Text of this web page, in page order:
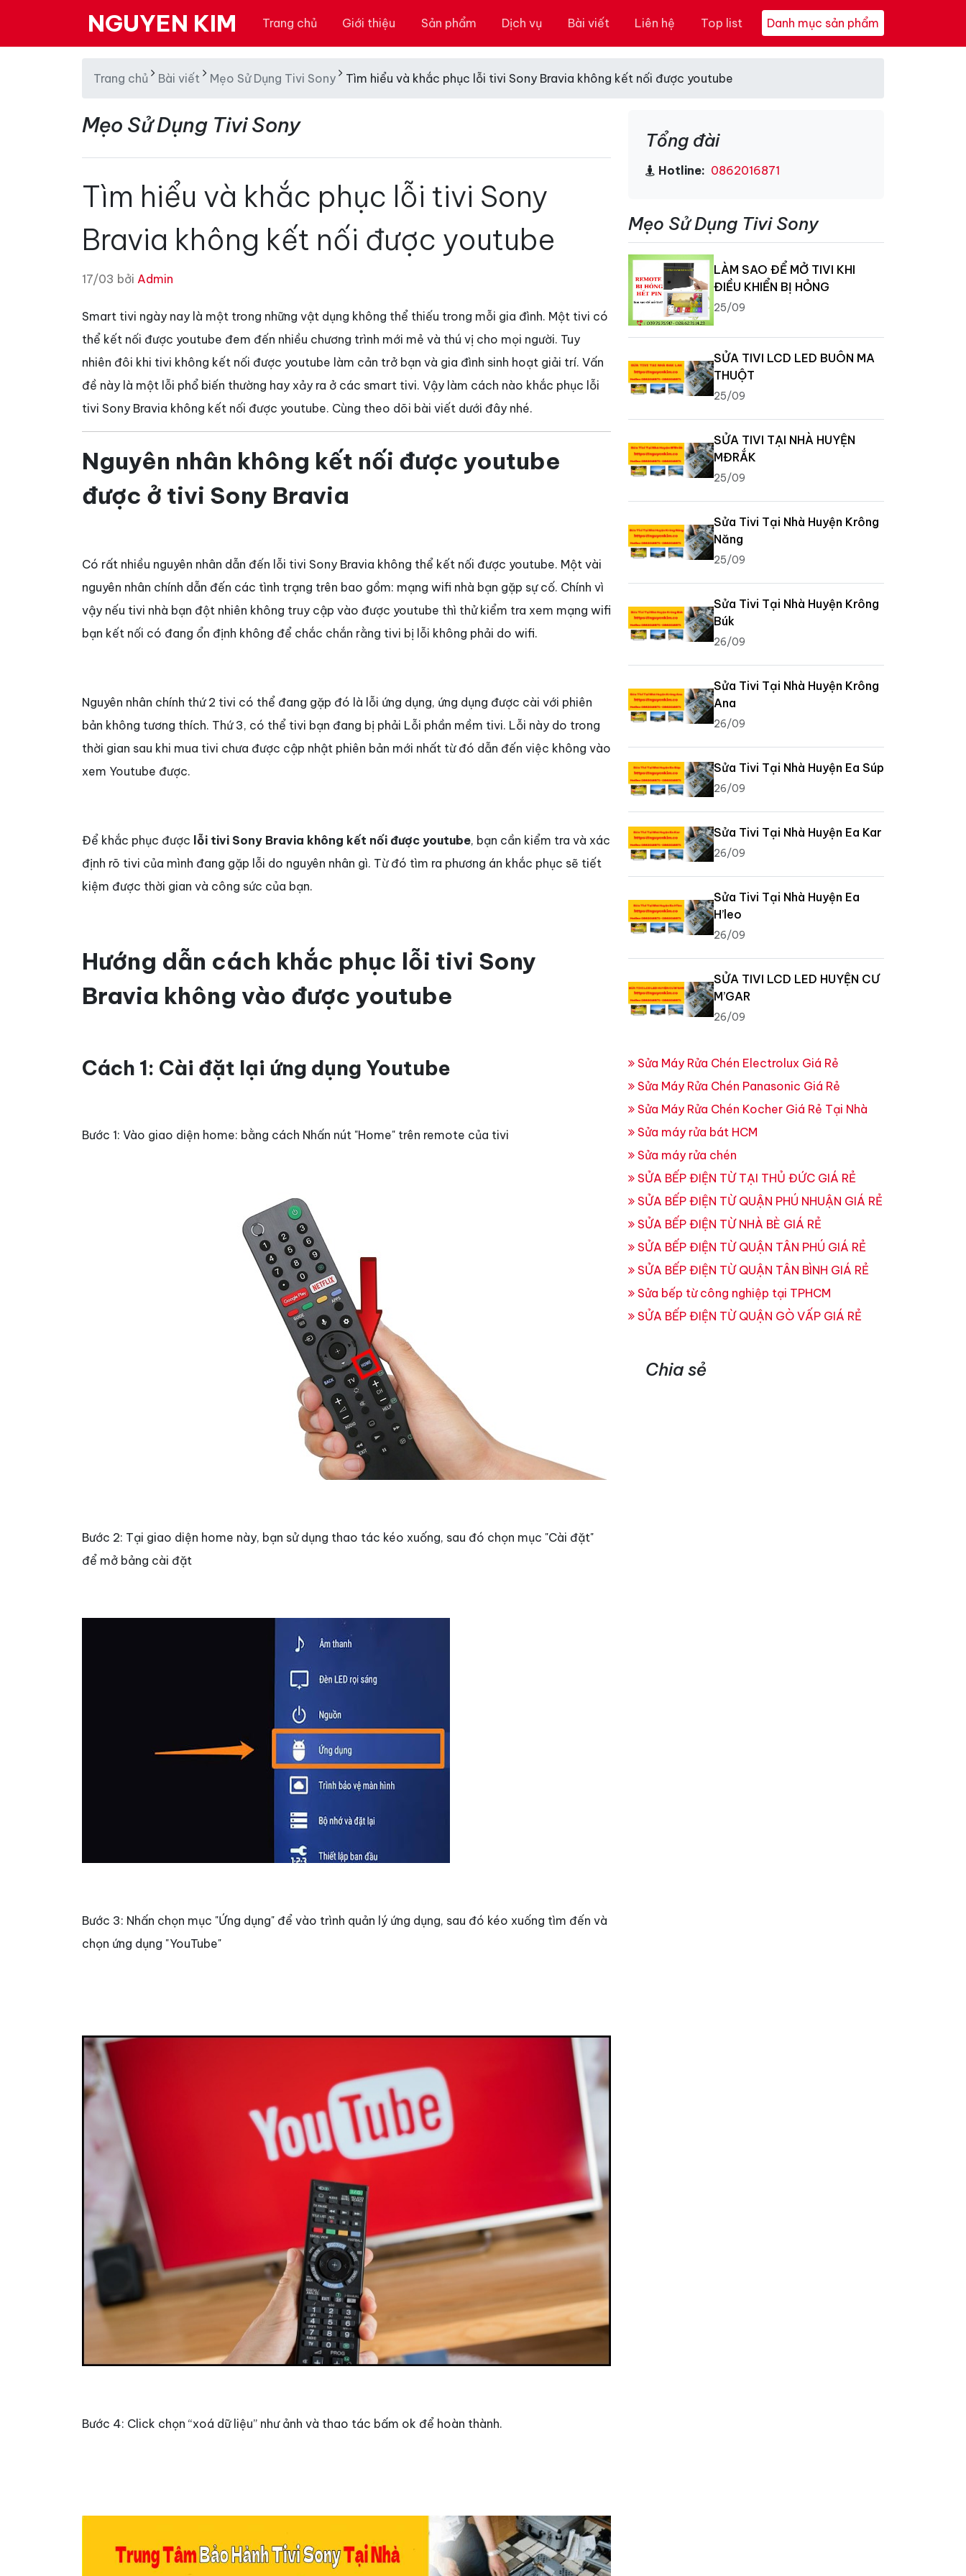
NGUYEN KIM Trang chủ Giới thiệu Sản phẩm Dịch vụ Bài viết Liên hệ Top list Danh mục sản phẩm
Trang chủ Bài viết Mẹo Sử Dụng Tivi Sony Tìm hiểu và khắc phục lỗi tivi Sony Bravia không kết nối được youtube
Mẹo Sử Dụng Tivi Sony
Tìm hiểu và khắc phục lỗi tivi Sony
Bravia không kết nối được youtube
17/03 bởi Admin
Smart tivi ngày nay là một trong những vật dụng không thể thiếu trong mỗi gia đình. Một tivi có
thể kết nối được youtube đem đến nhiều chương trình mới mẻ và thú vị cho mọi người. Tuy
nhiên đôi khi tivi không kết nối được youtube làm cản trở bạn và gia đình sinh hoạt giải trí. Vấn
đề này là một lỗi phổ biến thường hay xảy ra ở các smart tivi. Vậy làm cách nào khắc phục lỗi
tivi Sony Bravia không kết nối được youtube. Cùng theo dõi bài viết dưới đây nhé.
Nguyên nhân không kết nối được youtube
được ở tivi Sony Bravia
Có rất nhiều nguyên nhân dẫn đến lỗi tivi Sony Bravia không thể kết nối được youtube. Một vài
nguyên nhân chính dẫn đến các tình trạng trên bao gồm: mạng wifi nhà bạn gặp sự cố. Chính vì
vậy nếu tivi nhà bạn đột nhiên không truy cập vào được youtube thì thử kiểm tra xem mạng wifi
bạn kết nối có đang ổn định không để chắc chắn rằng tivi bị lỗi không phải do wifi.
Nguyên nhân chính thứ 2 tivi có thể đang gặp đó là lỗi ứng dụng, ứng dụng được cài với phiên
bản không tương thích. Thứ 3, có thể tivi bạn đang bị phải Lỗi phần mềm tivi. Lỗi này do trong
thời gian sau khi mua tivi chưa được cập nhật phiên bản mới nhất từ đó dẫn đến việc không vào
xem Youtube được.
Để khắc phục được lỗi tivi Sony Bravia không kết nối được youtube, bạn cần kiểm tra và xác
định rõ tivi của mình đang gặp lỗi do nguyên nhân gì. Từ đó tìm ra phương án khắc phục sẽ tiết
kiệm được thời gian và công sức của bạn.
Hướng dẫn cách khắc phục lỗi tivi Sony
Bravia không vào được youtube
Cách 1: Cài đặt lại ứng dụng Youtube
Bước 1: Vào giao diện home: bằng cách Nhấn nút "Home" trên remote của tivi
Bước 2: Tại giao diện home này, bạn sử dụng thao tác kéo xuống, sau đó chọn mục "Cài đặt"
để mở bảng cài đặt
Bước 3: Nhấn chọn mục "Ứng dụng" để vào trình quản lý ứng dụng, sau đó kéo xuống tìm đến và
chọn ứng dụng "YouTube"
Bước 4: Click chọn “xoá dữ liệu” như ảnh và thao tác bấm ok để hoàn thành.
Tổng đài
Hotline: 0862016871
Mẹo Sử Dụng Tivi Sony
LÀM SAO ĐỂ MỞ TIVI KHI
ĐIỀU KHIỂN BỊ HỎNG
25/09
SỬA TIVI LCD LED BUÔN MA
THUỘT
25/09
SỬA TIVI TẠI NHÀ HUYỆN
MĐRẮK
25/09
Sửa Tivi Tại Nhà Huyện Krông
Năng
25/09
Sửa Tivi Tại Nhà Huyện Krông
Búk
26/09
Sửa Tivi Tại Nhà Huyện Krông
Ana
26/09
Sửa Tivi Tại Nhà Huyện Ea Súp
26/09
Sửa Tivi Tại Nhà Huyện Ea Kar
26/09
Sửa Tivi Tại Nhà Huyện Ea
H’leo
26/09
SỬA TIVI LCD LED HUYỆN CƯ
M’GAR
26/09
Sửa Máy Rửa Chén Electrolux Giá Rẻ
Sửa Máy Rửa Chén Panasonic Giá Rẻ
Sửa Máy Rửa Chén Kocher Giá Rẻ Tại Nhà
Sửa máy rửa bát HCM
Sửa máy rửa chén
SỬA BẾP ĐIỆN TỪ TẠI THỦ ĐỨC GIÁ RẺ
SỬA BẾP ĐIỆN TỪ QUẬN PHÚ NHUẬN GIÁ RẺ
SỬA BẾP ĐIỆN TỪ NHÀ BÈ GIÁ RẺ
SỬA BẾP ĐIỆN TỪ QUẬN TÂN PHÚ GIÁ RẺ
SỬA BẾP ĐIỆN TỪ QUẬN TÂN BÌNH GIÁ RẺ
Sửa bếp từ công nghiệp tại TPHCM
SỬA BẾP ĐIỆN TỪ QUẬN GÒ VẤP GIÁ RẺ
Chia sẻ